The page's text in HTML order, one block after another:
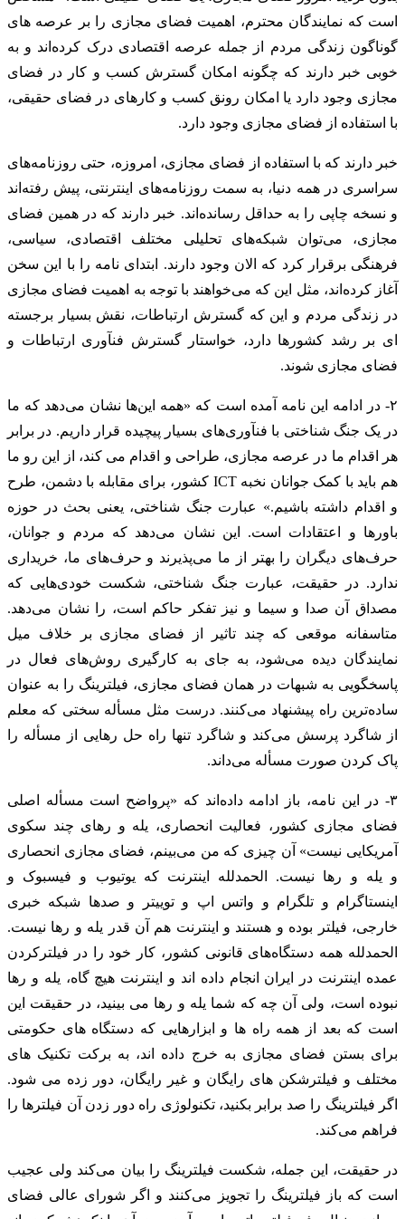
است که نمایندگان محترم، اهمیت فضای مجازی را بر عرصه های
گوناگون زندگی مردم از جمله عرصه اقتصادی درک کرده‌اند و به
خوبی خبر دارند که چگونه امکان گسترش کسب و کار در فضای
مجازی وجود دارد یا امکان رونق کسب و کارهای در فضای حقیقی،
با استفاده از فضای مجازی وجود دارد.
خبر دارند که با استفاده از فضای مجازی، امروزه، حتی روزنامه‌های
سراسری در همه دنیا، به سمت روزنامه‌های اینترنتی، پیش رفته‌اند
و نسخه چاپی را به حداقل رسانده‌اند. خبر دارند که در همین فضای
مجازی، می‌توان شبکه‌های تحلیلی مختلف اقتصادی، سیاسی،
فرهنگی برقرار کرد که الان وجود دارند. ابتدای نامه را با این سخن
آغاز کرده‌اند، مثل این که می‌خواهند با توجه به اهمیت فضای مجازی
در زندگی مردم و این که گسترش ارتباطات، نقش بسیار برجسته
ای بر رشد کشورها دارد، خواستار گسترش فنآوری ارتباطات و
فضای مجازی شوند.
۲- در ادامه این نامه آمده است که «همه این‌ها نشان می‌دهد که ما
در یک جنگ شناختی با فنآوری‌های بسیار پیچیده قرار داریم. در برابر
هر اقدام ما در عرصه مجازی، طراحی و اقدام می کند، از این رو ما
هم باید با کمک جوانان نخبه ICT کشور، برای مقابله با دشمن، طرح
و اقدام داشته باشیم.» عبارت جنگ شناختی، یعنی بحث در حوزه
باورها و اعتقادات است. این نشان می‌دهد که مردم و جوانان،
حرف‌های دیگران را بهتر از ما می‌پذیرند و حرف‌های ما، خریداری
ندارد. در حقیقت، عبارت جنگ شناختی، شکست خودی‌هایی که
مصداق آن صدا و سیما و نیز تفکر حاکم است، را نشان می‌دهد.
متاسفانه موقعی که چند تاثیر از فضای مجازی بر خلاف میل
نمایندگان دیده می‌شود، به جای به کارگیری روش‌های فعال در
پاسخگویی به شبهات در همان فضای مجازی، فیلترینگ را به عنوان
ساده‌ترین راه پیشنهاد می‌کنند. درست مثل مسأله سختی که معلم
از شاگرد پرسش می‌کند و شاگرد تنها راه حل رهایی از مسأله را
پاک کردن صورت مسأله می‌داند.
۳- در این نامه، باز ادامه داده‌اند که «پرواضح است مسأله اصلی
فضای مجازی کشور، فعالیت انحصاری، یله و رهای چند سکوی
آمریکایی نیست» آن چیزی که من می‌بینم، فضای مجازی انحصاری
و یله و رها نیست. الحمدلله اینترنت که یوتیوب و فیسبوک و
اینستاگرام و تلگرام و واتس اپ و توییتر و صدها شبکه خبری
خارجی، فیلتر بوده و هستند و اینترنت هم آن قدر یله و رها نیست.
الحمدلله همه دستگاه‌های قانونی کشور، کار خود را در فیلترکردن
عمده اینترنت در ایران انجام داده اند و اینترنت هیچ گاه، یله و رها
نبوده است، ولی آن چه که شما یله و رها می بینید، در حقیقت این
است که بعد از همه راه ها و ابزارهایی که دستگاه های حکومتی
برای بستن فضای مجازی به خرج داده اند، به برکت تکنیک های
مختلف و فیلترشکن های رایگان و غیر رایگان، دور زده می شود.
اگر فیلترینگ را صد برابر بکنید، تکنولوژی راه دور زدن آن فیلترها را
فراهم می‌کند.
در حقیقت، این جمله، شکست فیلترینگ را بیان می‌کند ولی عجیب
است که باز فیلترینگ را تجویز می‌کنند و اگر شورای عالی فضای